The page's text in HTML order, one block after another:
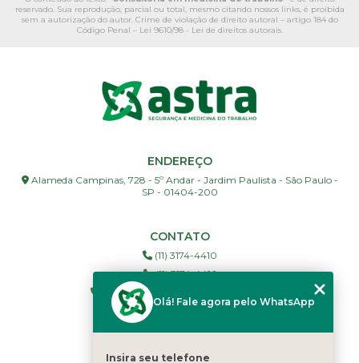
reservado. Sua reprodução, parcial ou total, mesmo citando nossos links, é proibida
sem a autorização do autor. Crime de violação de direito autoral – artigo 184 do
Código Penal – Lei 9610/98 - Lei de direitos autorais.
ENDEREÇO
Alameda Campinas, 728 - 5º Andar - Jardim Paulista - São Paulo -
SP - 01404-200
CONTATO
(11) 3174-4410
(11) 3174-4416
(19) 3886-5927 - Campinas e Região
(11) 98152-5606
Olá! Fale agora pelo WhatsApp
Insira seu telefone